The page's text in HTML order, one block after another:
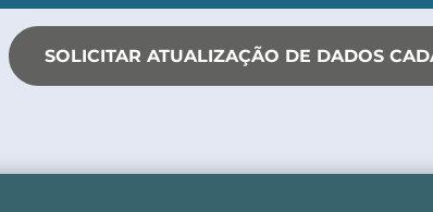
SOLICITAR ATUALIZAÇÃO DE DADOS